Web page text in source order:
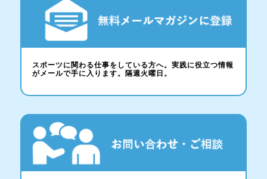
スポーツに関わる仕事をしている方へ。実践に役立つ情報
がメールで手に入ります。隔週火曜日。